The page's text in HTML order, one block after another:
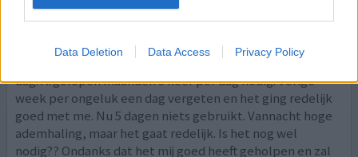
Data Deletion Data Access Privacy Policy
Effectiviteit
Astma, bronchiën 2 jaar Foster gebruikt, 2x2 pufjes per
dag. Afgelopen maanden 3 keer per dag nodig. Vorige
week per ongeluk een dag vergeten en het ging redelijk
goed met me. Nu 5 dagen niets gebruikt. Vannacht hoge
ademhaling, maar het gaat redelijk. Is het nog wel
nodig?? Ondanks dat het mij goed heeft geholpen en zal